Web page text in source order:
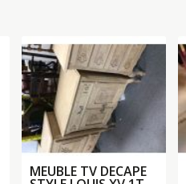
MEUBLE TV DECAPE